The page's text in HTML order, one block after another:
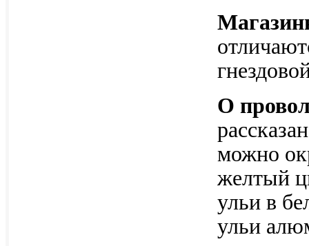
О
можно
желтый
ульи в
ульи